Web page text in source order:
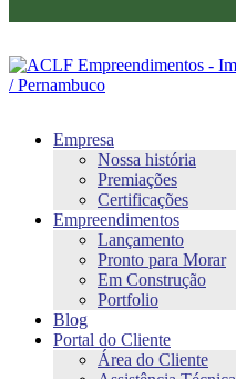
Empresa
Nossa história
Premiações
Certificações
Empreendimentos
Lançamento
Pronto para Morar
Em Construção
Portfolio
Blog
Portal do Cliente
Área do Cliente